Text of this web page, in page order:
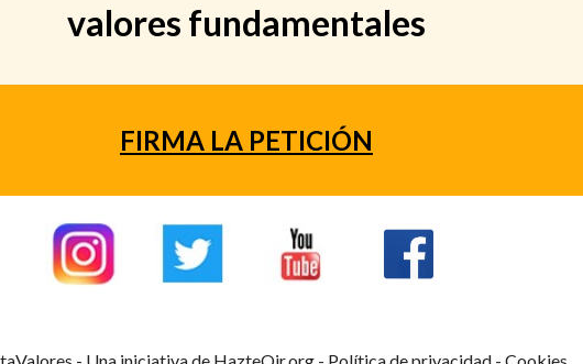
valores fundamentales
FIRMA LA PETICIÓN